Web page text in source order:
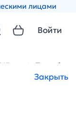
лицами
Закрыть
Войти
год Пора